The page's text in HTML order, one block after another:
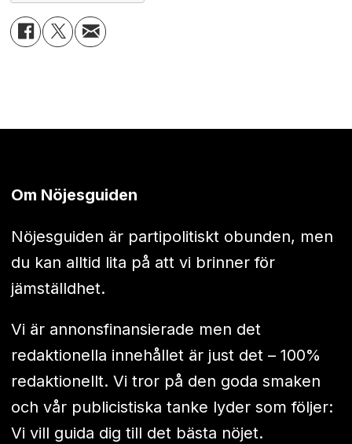
Om Nöjesguiden
Nöjesguiden är partipolitiskt obunden, men
du kan alltid lita på att vi brinner för
jämställdhet.
Vi är annonsfinansierade men det
redaktionella innehållet är just det – 100%
redaktionellt. Vi tror på den goda smaken
och vår publicistiska tanke lyder som följer:
Vi vill guida dig till det bästa nöjet.